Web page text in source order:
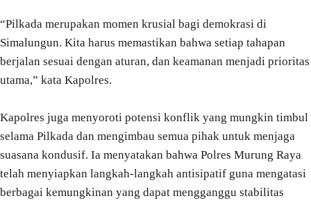
“Pilkada merupakan momen krusial bagi demokrasi di
Simalungun. Kita harus memastikan bahwa setiap tahapan
berjalan sesuai dengan aturan, dan keamanan menjadi prioritas
utama,” kata Kapolres.
Kapolres juga menyoroti potensi konflik yang mungkin timbul
selama Pilkada dan mengimbau semua pihak untuk menjaga
suasana kondusif. Ia menyatakan bahwa Polres Murung Raya
telah menyiapkan langkah-langkah antisipatif guna mengatasi
berbagai kemungkinan yang dapat mengganggu stabilitas